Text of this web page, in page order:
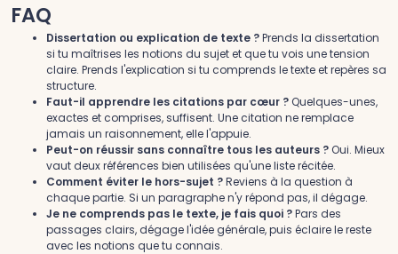
FAQ
Dissertation ou explication de texte ?Prends la dissertation
si tu maîtrises les notions du sujet et que tu vois une tension
claire. Prends l'explication si tu comprends le texte et repères sa
structure.
Faut-il apprendre les citations par cœur ?Quelques-unes,
exactes et comprises, suffisent. Une citation ne remplace
jamais un raisonnement, elle l'appuie.
Peut-on réussir sans connaître tous les auteurs ?Oui. Mieux
vaut deux références bien utilisées qu'une liste récitée.
Comment éviter le hors-sujet ?Reviens à la question à
chaque partie. Si un paragraphe n'y répond pas, il dégage.
Je ne comprends pas le texte, je fais quoi ?Pars des
passages clairs, dégage l'idée générale, puis éclaire le reste
avec les notions que tu connais.